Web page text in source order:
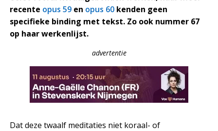
recente opus 59 en opus 60 kenden geen
specifieke binding met tekst. Zo ook nummer 67
op haar werkenlijst.
advertentie
Dat deze twaalf meditaties niet koraal- of